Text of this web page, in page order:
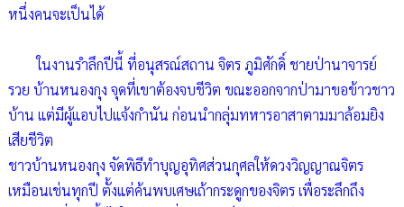
หนึ่งคนจะเป็นได้
ในงานรำลึกปีนี้ ที่อนุสรณ์สถาน จิตร ภูมิศักดิ์ ชายป่านาจารย์
รวย บ้านหนองกุง จุดที่เขาต้องจบชีวิต ขณะออกจากป่ามาขอข้าวชาว
บ้าน แต่มีผู้แอบไปแจ้งกำนัน ก่อนนำกลุ่มทหารอาสาตามมาล้อมยิง
เสียชีวิต
ชาวบ้านหนองกุง จัดพิธีทำบุญอุทิศส่วนกุศลให้ดวงวิญญาณจิตร
เหมือนเช่นทุกปี ตั้งแต่ค้นพบเศษเถ้ากระดูกของจิตร เพื่อระลึกถึง